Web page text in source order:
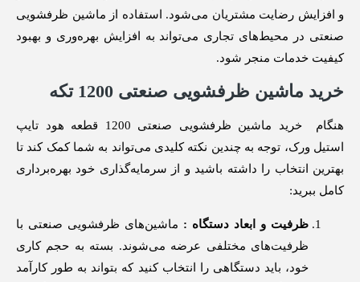
و افزایش رضایت مشتریان می‌شود. استفاده از ماشین ظرفشویی
صنعتی در محیط‌های تجاری می‌تواند به افزایش بهره‌وری و بهبود
کیفیت خدمات منجر شود.
خرید ماشین ظرفشویی صنعتی 1200 تکه
هنگام خرید ماشین ظرفشویی صنعتی 1200 قطعه هود تایپ
استیل ورک، توجه به چندین نکته کلیدی می‌تواند به شما کمک کند تا
بهترین انتخاب را داشته باشید و از سرمایه‌گذاری خود بهره‌برداری
کامل ببرید:
ظرفیت و ابعاد دستگاه : ماشین‌های ظرفشویی صنعتی با
ظرفیت‌های مختلفی عرضه می‌شوند. بسته به حجم کاری
خود، باید دستگاهی را انتخاب کنید که بتواند به طور کارآمد